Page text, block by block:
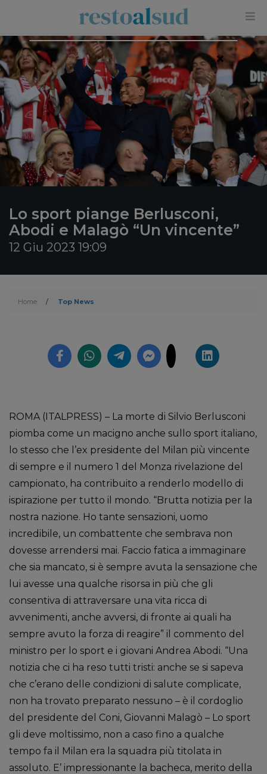
Lo sport piange Berlusconi,
Abodi e Malagò “Un vincente”
12 Giu 2023 19:09
Home / Top News
ROMA (ITALPRESS) – La morte di Silvio Berlusconi
piomba come un macigno anche sullo sport italiano,
lo stesso che l’ex presidente del Milan più vincente
di sempre e il numero 1 del Monza rivelazione del
campionato, ha contribuito a renderlo modello di
ispirazione per tutto il mondo. “Brutta notizia per la
nostra nazione. Ho tante sensazioni, uomo
incredibile, un combattente che sembrava non
dovesse arrendersi mai. Faccio fatica a immaginare
che sia mancato, si è sempre avuta la sensazione che
lui avesse una qualche risorsa in più che gli
consentiva di attraversare una vita ricca di
avvenimenti, anche avversi, di fronte ai quali ha
sempre avuto la forza di reagire” il commento del
ministro per lo sport e i giovani Andrea Abodi. “Una
notizia che ci ha reso tutti tristi: anche se si sapeva
che c’erano delle condizioni di salute complicate,
non ha trovato preparato nessuno – è il cordoglio
del presidente del Coni, Giovanni Malagò – Lo sport
gli deve moltissimo, non a caso fino a qualche
tempo fa il Milan era la squadra più titolata in
assoluto. E’ impressionante la bacheca, merito della
×